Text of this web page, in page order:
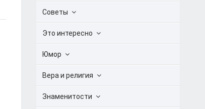
Советы
Это интересно
Юмор
Вера и религия
Знаменитости